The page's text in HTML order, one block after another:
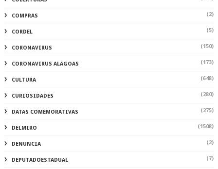
COMPRAS (2)
CORDEL (5)
CORONAVIRUS (150)
CORONAVIRUS ALAGOAS (173)
CULTURA (648)
CURIOSIDADES (280)
DATAS COMEMORATIVAS (275)
DELMIRO (1508)
DENUNCIA (2)
DEPUTADOESTADUAL (7)